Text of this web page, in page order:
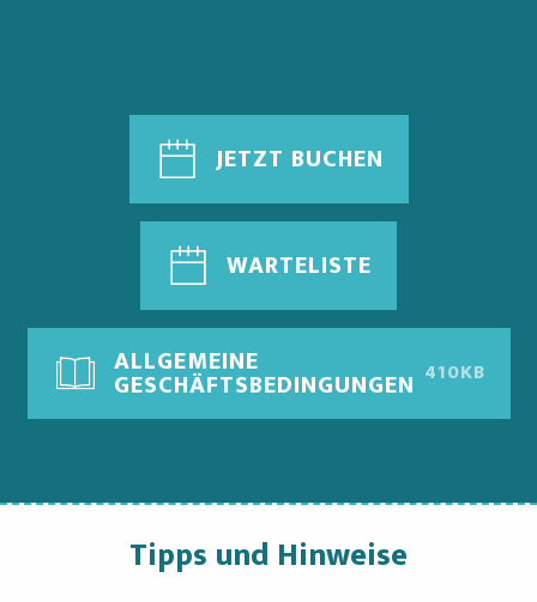
JETZT BUCHEN
WARTELISTE
ALLGEMEINE
GESCHÄFTSBEDINGUNGEN 410KB
Tipps und Hinweise